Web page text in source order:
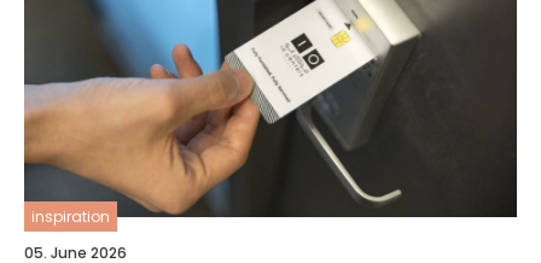
inspiration
05. June 2026